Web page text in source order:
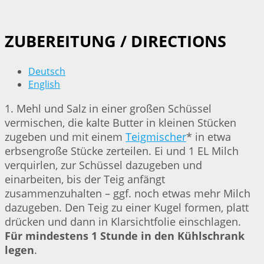
ZUBEREITUNG / DIRECTIONS
Deutsch
English
1. Mehl und Salz in einer großen Schüssel
vermischen, die kalte Butter in kleinen Stücken
zugeben und mit einem Teigmischer* in etwa
erbsengroße Stücke zerteilen. Ei und 1 EL Milch
verquirlen, zur Schüssel dazugeben und
einarbeiten, bis der Teig anfängt
zusammenzuhalten – ggf. noch etwas mehr Milch
dazugeben. Den Teig zu einer Kugel formen, platt
drücken und dann in Klarsichtfolie einschlagen.
Für mindestens 1 Stunde in den Kühlschrank
legen.